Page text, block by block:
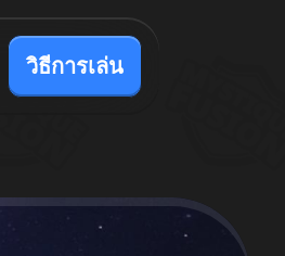
วิธีการเล่น